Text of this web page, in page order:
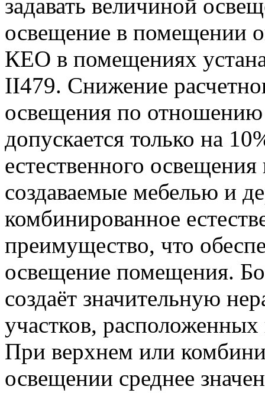
задавать величиной
освещение в помещении
КЕО в помещениях
ІІ479. Снижение
освещения по
допускается только на
естественного
создаваемые мебелью и
комбинированное
преимущество, что
освещение помещения.
создаёт значительную
участков,
При верхнем или
освещении среднее